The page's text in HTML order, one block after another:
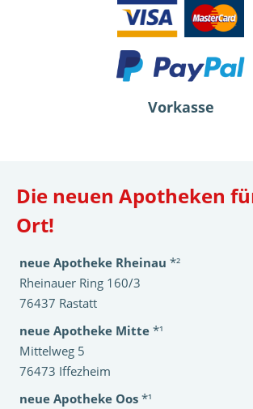
Vorkasse
Die neuen Apotheken
Ort!
neue Apotheke Rheinau *²
Rheinauer Ring 160/3
76437 Rastatt
neue Apotheke Mitte *¹
Mittelweg 5
76473 Iffezheim
neue Apotheke Oos *¹